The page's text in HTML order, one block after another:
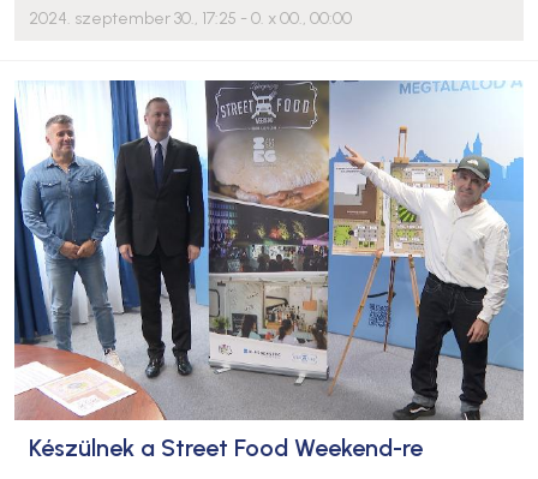
2024. szeptember 30., 17:25 - 0. x 00., 00:00
Készülnek a Street Food Weekend-re